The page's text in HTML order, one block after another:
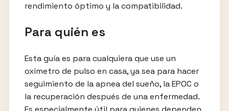
rendimiento óptimo y la compatibilidad.
Para quién es
Esta guía es para cualquiera que use un
oxímetro de pulso en casa, ya sea para hacer
seguimiento de la apnea del sueño, la EPOC o
la recuperación después de una enfermedad.